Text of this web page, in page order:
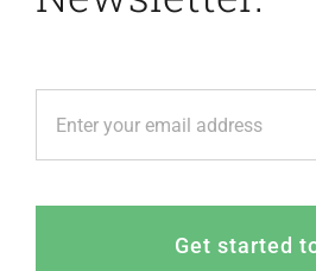
Get started